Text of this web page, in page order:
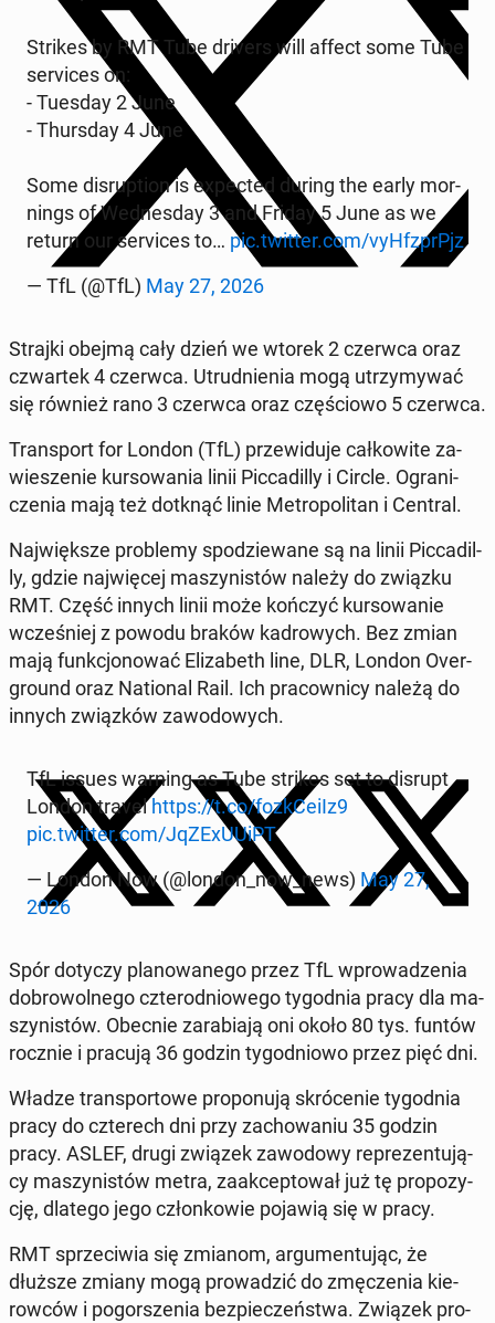
Strikes by RMT Tube drivers will affect some Tube
se­rvi­ces on:
- Tuesday 2 June
- Thurs­day 4 June
Some di­srup­tion is expec­ted during the early mor­
nings of We­dnes­day 3 and Friday 5 June as we
return our se­rvi­ces to… pic.twitter.com/vyH­fz­pr­Pjz
— TfL (@TfL) May 27, 2026
Strajki obejmą cały dzień we wtorek 2 czerwca oraz
czwar­tek 4 czerwca. Utrud­nie­nia mogą utrzy­my­wać
się również rano 3 czerwca oraz czę­ścio­wo 5 czerwca.
Trans­port for London (TfL) prze­wi­du­je cał­ko­wi­te za­
wie­sze­nie kur­so­wa­nia linii Pic­ca­dil­ly i Circle. Ogra­ni­
cze­nia mają też dotknąć linie Me­tro­po­li­tan i Central.
Naj­więk­sze pro­ble­my spo­dzie­wa­ne są na linii Pic­ca­dil­
ly, gdzie naj­wię­cej ma­szy­ni­stów należy do związku
RMT. Część innych linii może kończyć kur­so­wa­nie
wcze­śniej z powodu braków ka­dro­wych. Bez zmian
mają funk­cjo­no­wać Eli­za­beth line, DLR, London Over­
gro­und oraz Na­tio­nal Rail. Ich pra­cow­ni­cy należą do
innych związ­ków za­wo­do­wych.
TfL issues warning as Tube strikes set to disrupt
London travelhttps://t.co/fozk­Ce­iIz9
pic.twitter.com/JqZE­xU­UiPT
— London Now (@london_now_news) May 27,
2026
Spór dotyczy pla­no­wa­ne­go przez TfL wpro­wa­dze­nia
do­bro­wol­ne­go czte­ro­dnio­we­go ty­go­dnia pracy dla ma­
szy­ni­stów. Obecnie za­ra­bia­ją oni około 80 tys. funtów
rocznie i pracują 36 godzin ty­go­dnio­wo przez pięć dni.
Władze trans­por­to­we pro­po­nu­ją skró­ce­nie ty­go­dnia
pracy do czte­rech dni przy za­cho­wa­niu 35 godzin
pracy. ASLEF, drugi związek za­wo­do­wy re­pre­zen­tu­ją­
cy ma­szy­ni­stów metra, za­ak­cep­to­wał już tę pro­po­zy­
cję, dlatego jego człon­ko­wie pojawią się w pracy.
RMT sprze­ci­wia się zmianom, ar­gu­men­tu­jąc, że
dłuższe zmiany mogą pro­wa­dzić do zmę­cze­nia kie­
row­ców i po­gor­sze­nia bez­pie­czeń­stwa. Związek pro­